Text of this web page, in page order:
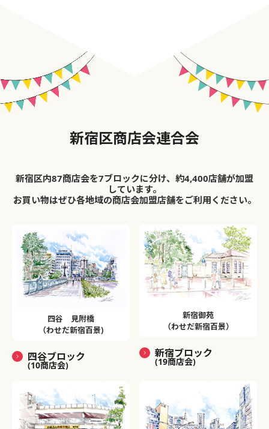
新宿区商店会連合会
新宿区内87商店会を7ブロックに分け、約4,400店舗が加盟
しています。
お買い物はぜひ各地域の商店会加盟店舗をご利用ください。
四谷 見附橋
（わせだ新宿百景)
四谷ブロック
(10商店会)
新宿御苑
（わせだ新宿百景）
新宿ブロック
(19商店会)